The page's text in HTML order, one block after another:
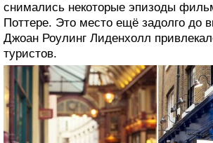
снимались некоторые эпизоды
Поттере. Это место ещё задолго до
Джоан Роулинг Лиденхолл
туристов.